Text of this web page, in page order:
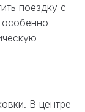
поездку с
В центре